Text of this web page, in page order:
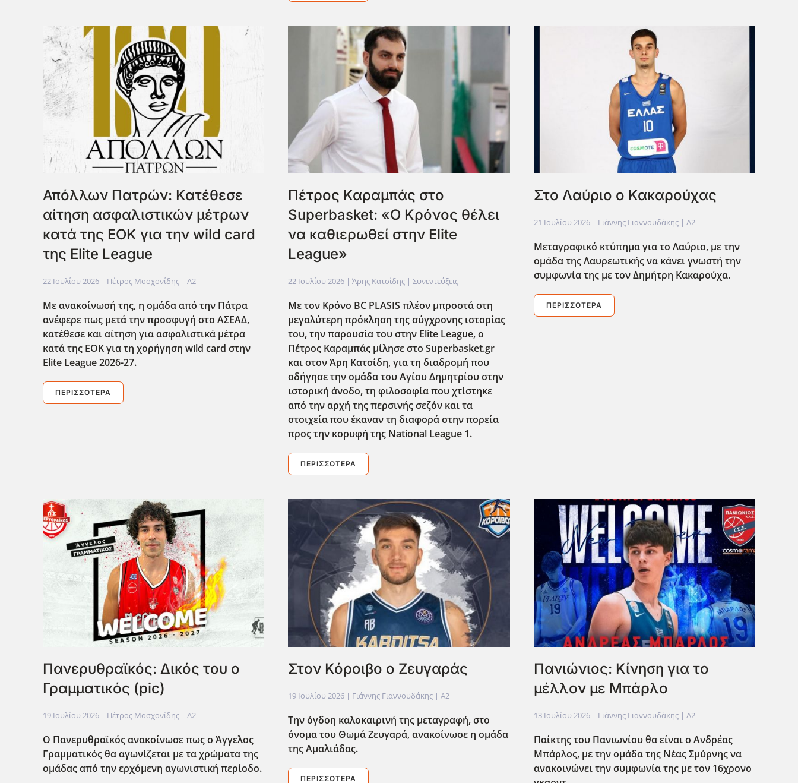
Απόλλων Πατρών: Κατέθεσε
αίτηση ασφαλιστικών μέτρων
κατά της ΕΟΚ για την wild card
της Elite League
22 Ιουλίου 2026 | Πέτρος Μοσχονίδης | A2
Με ανακοίνωσή της, η ομάδα από την Πάτρα
ανέφερε πως μετά την προσφυγή στο ΑΣΕΑΔ,
κατέθεσε και αίτηση για ασφαλιστικά μέτρα
κατά της ΕΟΚ για τη χορήγηση wild card στην
Elite League 2026-27.
ΠΕΡΙΣΣΌΤΕΡΑ
Πέτρος Καραμπάς στο
Superbasket: «Ο Κρόνος θέλει
να καθιερωθεί στην Elite
League»
22 Ιουλίου 2026 | Άρης Κατσίδης |Συνεντεύξεις
Με τον Κρόνο BC PLASIS πλέον μπροστά στη
μεγαλύτερη πρόκληση της σύγχρονης ιστορίας
του, την παρουσία του στην Elite League, ο
Πέτρος Καραμπάς μίλησε στο Superbasket.gr
και στον Άρη Κατσίδη, για τη διαδρομή που
οδήγησε την ομάδα του Αγίου Δημητρίου στην
ιστορική άνοδο, τη φιλοσοφία που χτίστηκε
από την αρχή της περσινής σεζόν και τα
στοιχεία που έκαναν τη διαφορά στην πορεία
προς την κορυφή της National League 1.
ΠΕΡΙΣΣΌΤΕΡΑ
Στο Λαύριο ο Κακαρούχας
21 Ιουλίου 2026| Γιάννης Γιαννουδάκης | A2
Μεταγραφικό κτύπημα για το Λαύριο, με την
ομάδα της Λαυρεωτικής να κάνει γνωστή την
συμφωνία της με τον Δημήτρη Κακαρούχα.
ΠΕΡΙΣΣΌΤΕΡΑ
Πανερυθραϊκός: Δικός του ο
Γραμματικός (pic)
19 Ιουλίου 2026 | Πέτρος Μοσχονίδης | A2
Ο Πανερυθραϊκός ανακοίνωσε πως ο Άγγελος
Γραμματικός θα αγωνίζεται με τα χρώματα της
ομάδας από την ερχόμενη αγωνιστική περίοδο.
Στον Κόροιβο ο Ζευγαράς
19 Ιουλίου 2026 | Γιάννης Γιαννουδάκης |A2
Την όγδοη καλοκαιρινή της μεταγραφή, στο
όνομα του Θωμά Ζευγαρά, ανακοίνωσε η ομάδα
της Αμαλιάδας.
ΠΕΡΙΣΣΌΤΕΡΑ
Πανιώνιος: Κίνηση για το
μέλλον με Μπάρλο
13 Ιουλίου 2026| Γιάννης Γιαννουδάκης | A2
Παίκτης του Πανιωνίου θα είναι ο Ανδρέας
Μπάρλος, με την ομάδα της Νέας Σμύρνης να
ανακοινώνει την συμφωνία της με τον 16χρονο